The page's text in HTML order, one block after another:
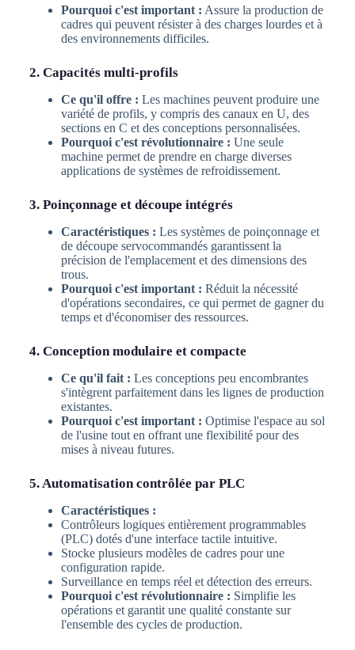
Pourquoi c'est important : Assure la production de
cadres qui peuvent résister à des charges lourdes et à
des environnements difficiles.
2. Capacités multi-profils
Ce qu'il offre : Les machines peuvent produire une
variété de profils, y compris des canaux en U, des
sections en C et des conceptions personnalisées.
Pourquoi c'est révolutionnaire : Une seule
machine permet de prendre en charge diverses
applications de systèmes de refroidissement.
3. Poinçonnage et découpe intégrés
Caractéristiques : Les systèmes de poinçonnage et
de découpe servocommandés garantissent la
précision de l'emplacement et des dimensions des
trous.
Pourquoi c'est important : Réduit la nécessité
d'opérations secondaires, ce qui permet de gagner du
temps et d'économiser des ressources.
4. Conception modulaire et compacte
Ce qu'il fait : Les conceptions peu encombrantes
s'intègrent parfaitement dans les lignes de production
existantes.
Pourquoi c'est important : Optimise l'espace au sol
de l'usine tout en offrant une flexibilité pour des
mises à niveau futures.
5. Automatisation contrôlée par PLC
Caractéristiques :
Contrôleurs logiques entièrement programmables
(PLC) dotés d'une interface tactile intuitive.
Stocke plusieurs modèles de cadres pour une
configuration rapide.
Surveillance en temps réel et détection des erreurs.
Pourquoi c'est révolutionnaire : Simplifie les
opérations et garantit une qualité constante sur
l'ensemble des cycles de production.